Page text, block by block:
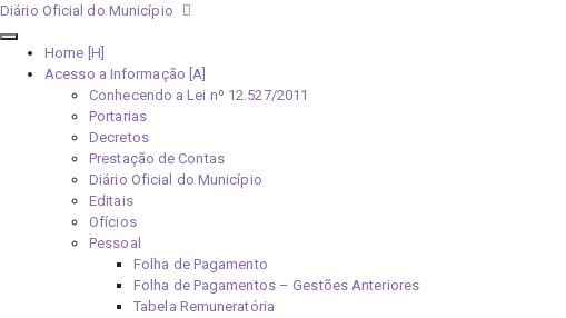
Diário Oficial do Município
Home [H]
Acesso a Informação [A]
Conhecendo a Lei nº 12.527/2011
Portarias
Decretos
Prestação de Contas
Diário Oficial do Município
Editais
Ofícios
Pessoal
Folha de Pagamento
Folha de Pagamentos – Gestões Anteriores
Tabela Remuneratória